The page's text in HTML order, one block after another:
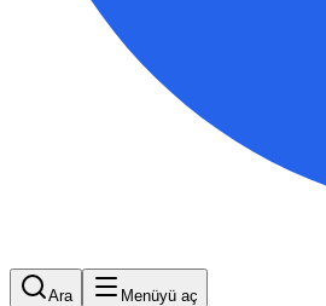
Ara Menüyü aç